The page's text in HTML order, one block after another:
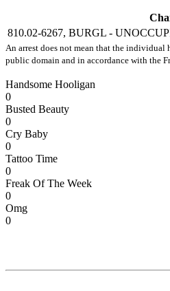
810.02-6267, BURGL -
An arrest does not mean that the
public domain and in accordance with the
Handsome Hooligan
0
Busted Beauty
0
Cry Baby
0
Tattoo Time
0
Freak Of The Week
0
Omg
0